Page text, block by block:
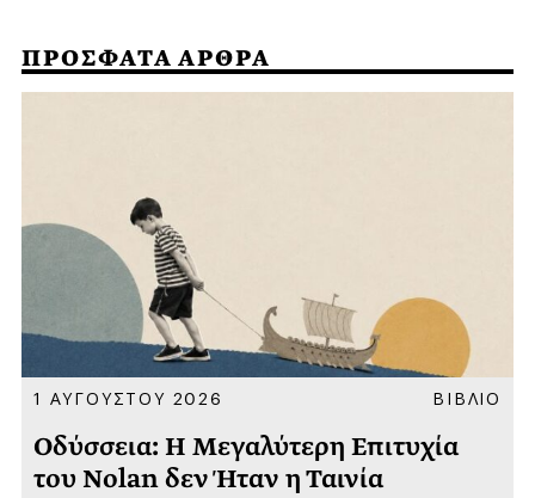
ΠΡΟΣΦΑΤΑ ΑΡΘΡΑ
1 ΑΥΓΟΥΣΤΟΥ 2026 ΒΙΒΛΙΟ
Οδύσσεια: Η Μεγαλύτερη Επιτυχία
του Nolan δεν Ήταν η Ταινία